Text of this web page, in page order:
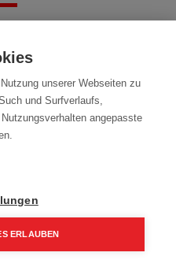
any product!
Bestpreise & Aktionen
unserer Webseiten zu
und Surfverlaufs,
angepasste
ERLAUBEN